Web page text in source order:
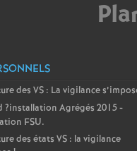
des VS: La vigilance
?installation Agrégés 2015 -
FSU.
des états VS: la vigilance